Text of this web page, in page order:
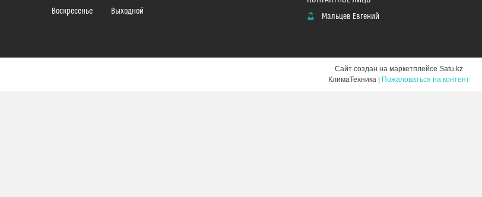
Воскресенье
Выходной
Мальцев Евгений
Сайт создан на маркетплейсе Satu.kz
КлимаТехника | Пожаловаться на контент